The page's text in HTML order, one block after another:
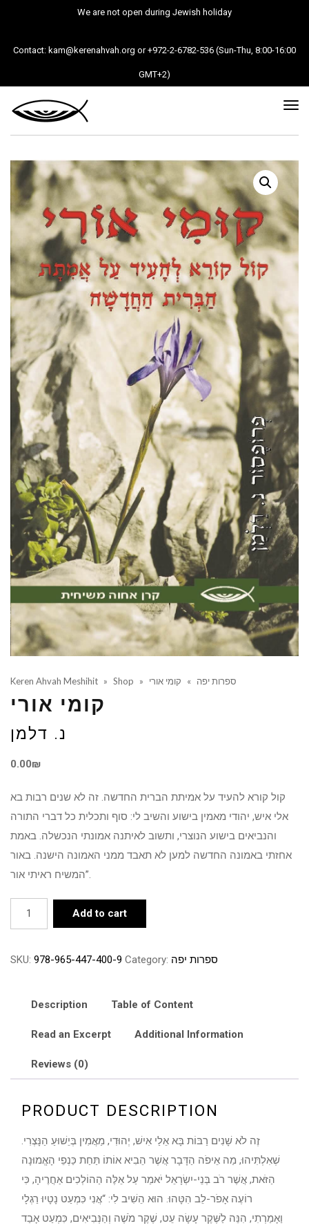
We are not open during Jewish holiday
Contact: kam@kerenahvah.org or +972-2-6782-536 (Sun-Thu, 8:00-16:00
GMT+2)
Keren Ahvah Meshihit » Shop » ספרות יפה » קומי אורי
קומי אורי
נ. דלמן
0.00₪
קול קורא להעיד על אמיתת הברית החדשה. זה לא שנים רבות בא
אלי איש, יהודי מאמין בישוע והשיב לי: סוף ותכלית כל דברי התורה
והנביאים בישוע הנוצרי, ותשוב לאיתנה אמונתי הנכשלה. באמת
אחזתי באמונה החדשה למען לא תאבד ממני האמונה הישנה. באור
המשיח ראיתי אור”.
קומי
אורי
Add to cart
SKU: 978-965-447-400-9 Category: ספרות יפה
Description Table of Content
Read an Excerpt Additional Information
Reviews (0)
PRODUCT DESCRIPTION
זֶה לֹא שָׁנִים רַבּוֹת בָּא אֵלַי אִישׁ, יְהוּדִי, מַאֲמִין בְּיֵשׁוּעַ הַנָּצְרִי.
שְׁאִלְתִּיהוּ, מַה אֵיפֹה הַדָּבָר אֲשֶׁר הֵבִיא אוֹתוֹ תַּחַת כַּנְפֵי הָאֱמוּנָה
הַזֹּאת, אֲשֶׁר רֹב בְּנֵי-יִשְׂרָאֵל יֹאמַר עַל אֵלֶּה הַהוֹלְכִים אַחֲרֶיהָ, כִּי
רוֹעֶה אָפֹר-לֵב הִטָּהוּ. הוּא הֵשִׁיב לִי: “אֲנִי כִּמְעַט נָטָיוּ רַגְלָי
וַאָמַרְתִי, הִנֵּה לַשֶּׁקֶר עָשָׂה עֵט, שֶׁקֶר מֹשֶׁה וְהַנְּבִיאִים, כִּמְעַט אָבַד